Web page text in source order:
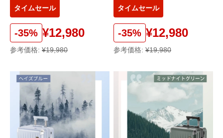
タイムセール
-35% ¥12,980
参考価格: ¥19,980
タイムセール
-35% ¥12,980
参考価格: ¥19,980